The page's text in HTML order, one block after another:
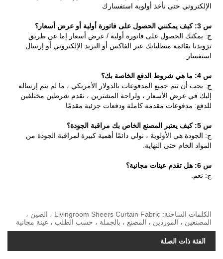
الإلكتروني حتى نأخذ أولوية استفسارك
س 3: كيف يمكنني الحصول على فاتورة أولية أو عرض أسعار؟
ج: يمكنك الحصول على فاتورة أولية / عرض أسعار إما عن طريق
تزويدنا بقائمة متطلباتك عبر الفاكس أو البريد الإلكتروني أو إرسال
استفسار.
س 4: ما هي شروط الدفع الخاصة بك؟
ج: يجب أن تتم جميع المدفوعات بالدولار الأمريكي ، ما لم يتم إرساله
إليك في عرض الأسعار ، ولراحة المشترين ، نقدم شرطين مختلفين
للدفع: مدفوعات مقدمة كاملة ودفعات جزئية مقدمًا
س 5: كيف يعتبر المصنع الخاص بك مراقبة الجودة؟
ج: الجودة هي الأولوية ، نولي دائمًا أهمية كبيرة لمراقبة الجودة من
المواد الخام حتى النهاية.
س 6: هل تقدم عينات مجانية؟
ج: نعم.
الكلمات الساخنة: Livingroom Sheers Curtain Fabric ، الصين ،
المصنعين ، الموردين ، المصنع ، بالجملة ، حسب الطلب ، عينة مجانية
الفئة ذات الصلة